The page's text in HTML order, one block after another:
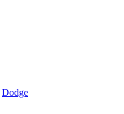
Dodge